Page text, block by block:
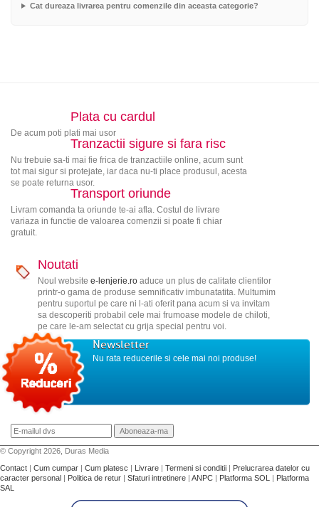
Cat dureaza livrarea pentru comenzile din aceasta categorie?
Plata cu cardul
De acum poti plati mai usor
Tranzactii sigure si fara risc
Nu trebuie sa-ti mai fie frica de tranzactiile online, acum sunt
tot mai sigur si protejate, iar daca nu-ti place produsul, acesta
se poate returna usor.
Transport oriunde
Livram comanda ta oriunde te-ai afla. Costul de livrare
variaza in functie de valoarea comenzii si poate fi chiar
gratuit.
Noutati
Noul website e-lenjerie.roaduce un plus de calitate clientilor
printr-o gama de produse semnificativ imbunatatita. Multumim
pentru suportul pe care ni l-ati oferit pana acum si va invitam
sa descoperiti probabil cele mai frumoase modele de chiloti,
pe care le-am selectat cu grija special pentru voi.
Newsletter
Nu rata reducerile si cele mai noi produse!
© Copyright 2026, Duras Media
Contact | Cum cumpar | Cum platesc | Livrare | Termeni si conditii | Prelucrarea datelor cu
caracter personal | Politica de retur | Sfaturi intretinere | ANPC | Platforma SOL | Platforma
SAL